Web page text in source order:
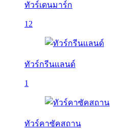
ทัวร์เดนมาร์ก
12
ทัวร์กรีนแลนด์
1
ทัวร์คาซัคสถาน